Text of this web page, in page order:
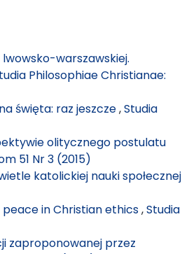
warszawskiej.
Philosophiae Christianae:
święta: raz jeszcze,Studia
olitycznego postulatu
51 Nr 3 (2015)
katolickiej nauki społecznej
in Christian ethics,Studia
zaproponowanej przez